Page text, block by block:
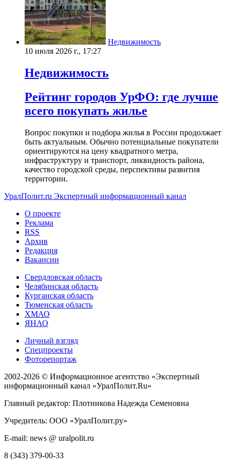
Недвижимость
10 июля 2026 г., 17:27
Недвижимость
Рейтинг городов УрФО: где лучше
всего покупать жилье
Вопрос покупки и подбора жилья в России продолжает
быть актуальным. Обычно потенциальные покупатели
ориентируются на цену квадратного метра,
инфраструктуру и транспорт, ликвидность района,
качество городской среды, перспективы развития
территории.
УралПолит.ru Экспертный информационный канал
О проекте
Реклама
RSS
Архив
Редакция
Вакансии
Свердловская область
Челябинская область
Курганская область
Тюменская область
ХМАО
ЯНАО
Личный взгляд
Спецпроекты
Фоторепортаж
2002-2026 © Информационное агентство «Экспертный
информационный канал «УралПолит.Ru»
Главный редактор: Плотникова Надежда Семеновна
Учредитель: ООО «УралПолит.ру»
E-mail: news @ uralpolit.ru
8 (343) 379-00-33